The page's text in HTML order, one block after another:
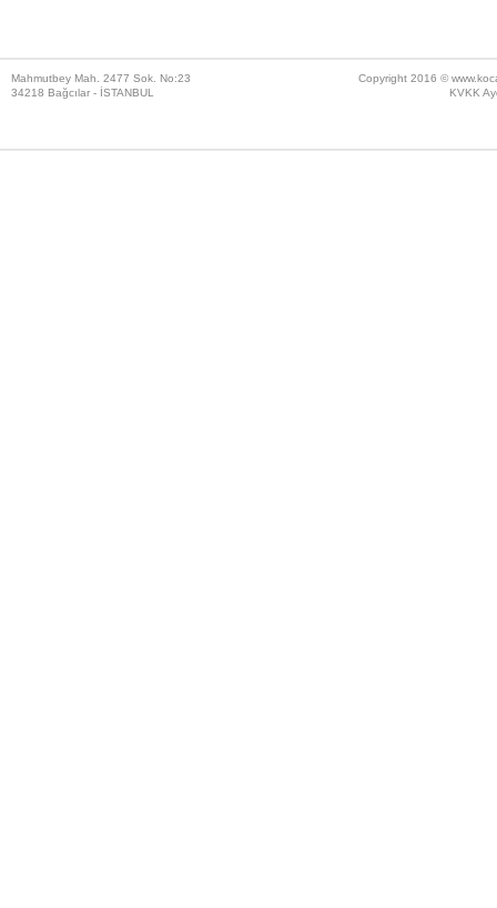
Mahmutbey Mah. 2477 Sok. No:23
34218 Bağcılar - İSTANBUL
Copyright 2016 ©
KVKK